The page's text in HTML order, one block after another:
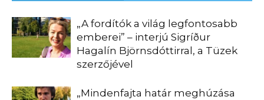
„A fordítók a világ legfontosabb
emberei” – interjú Sigríður
Hagalín Björnsdóttirral, a Tüzek
szerzőjével
„Mindenfajta határ meghúzása